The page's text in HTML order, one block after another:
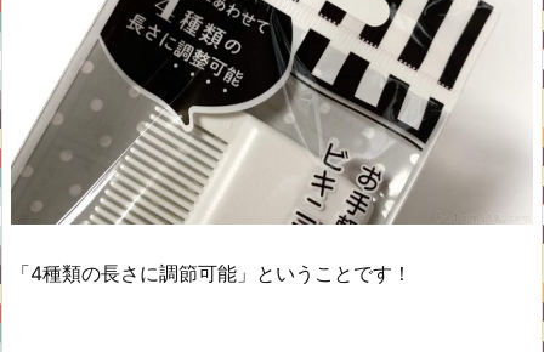
「4種類の長さに調節可能」ということです！